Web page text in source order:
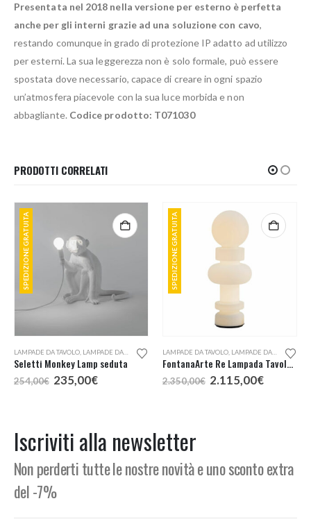
Presentata nel 2018 nella versione per esterno è perfetta
anche per gli interni grazie ad una soluzione con cavo,
restando comunque in grado di protezione IP adatto ad utilizzo
per esterni. La sua leggerezza non è solo formale, può essere
spostata dove necessario, capace di creare in ogni spazio
un’atmosfera piacevole con la sua luce morbida e non
abbagliante. Codice prodotto: T071030
PRODOTTI CORRELATI
SPEDIZIONE GRATUITA
LAMPADE DA TAVOLO, LAMPADE DA TERRA
Seletti Monkey Lamp seduta
254,00€ Il
prezzo
235,00€Il
SPEDIZIONE GRATUITA
LAMPADE DA TAVOLO, LAMPADE DA TERRA
FontanaArte Re Lampada Tavolo o Terra
2.350,00€ Il
prezzo
2.115,00€Il
Iscriviti alla newsletter
Non perderti tutte le nostre novità e uno sconto extra
del -7%